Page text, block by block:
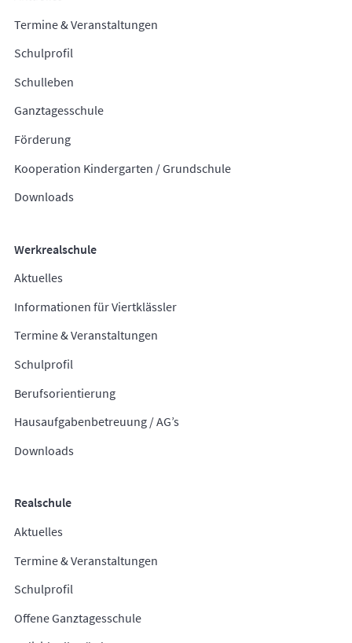
Termine & Veranstaltungen
Schulprofil
Schulleben
Ganztagesschule
Förderung
Kooperation Kindergarten / Grundschule
Downloads
Werkrealschule
Aktuelles
Informationen für Viertklässler
Termine & Veranstaltungen
Schulprofil
Berufsorientierung
Hausaufgabenbetreuung / AG’s
Downloads
Realschule
Aktuelles
Termine & Veranstaltungen
Schulprofil
Offene Ganztagesschule